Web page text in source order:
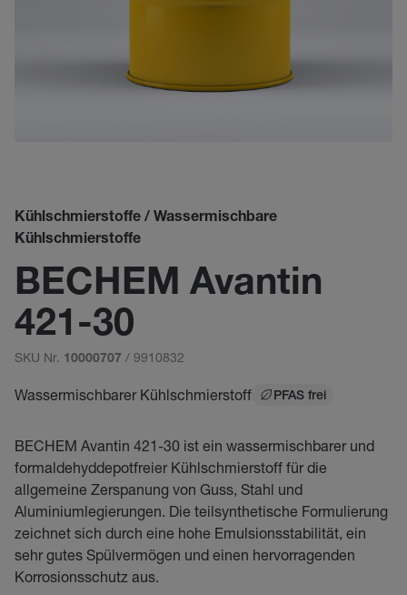
Kühlschmierstoffe / Wassermischbare
Kühlschmierstoffe
BECHEM Avantin
421-30
SKU Nr. 10000707 / 9910832
Wassermischbarer Kühlschmierstoff PFAS frei
BECHEM Avantin 421-30 ist ein wassermischbarer und
formaldehyddepotfreier Kühlschmierstoff für die
allgemeine Zerspanung von Guss, Stahl und
Aluminiumlegierungen. Die teilsynthetische Formulierung
zeichnet sich durch eine hohe Emulsionsstabilität, ein
sehr gutes Spülvermögen und einen hervorragenden
Korrosionsschutz aus.